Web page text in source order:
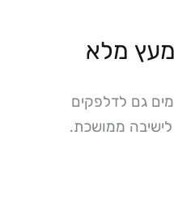
מלא
גם לדלפקים
ממושכת.